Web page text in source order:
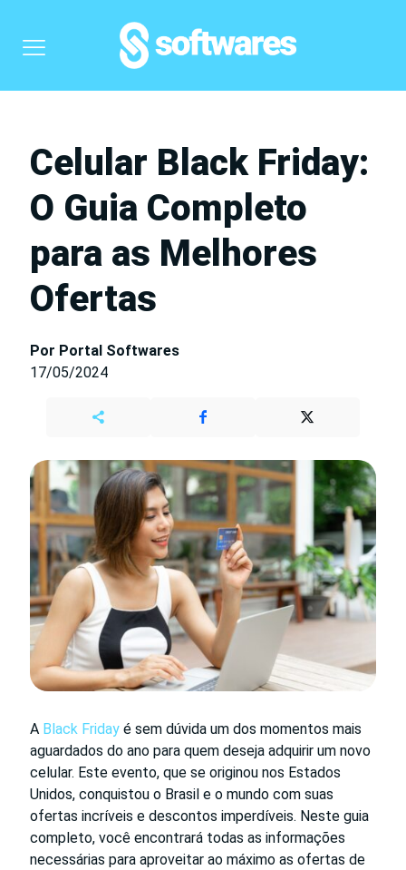
Celular Black Friday:
O Guia Completo
para as Melhores
Ofertas
Por Portal Softwares
17/05/2024
A Black Friday é sem dúvida um dos momentos mais
aguardados do ano para quem deseja adquirir um novo
celular. Este evento, que se originou nos Estados
Unidos, conquistou o Brasil e o mundo com suas
ofertas incríveis e descontos imperdíveis. Neste guia
completo, você encontrará todas as informações
necessárias para aproveitar ao máximo as ofertas de